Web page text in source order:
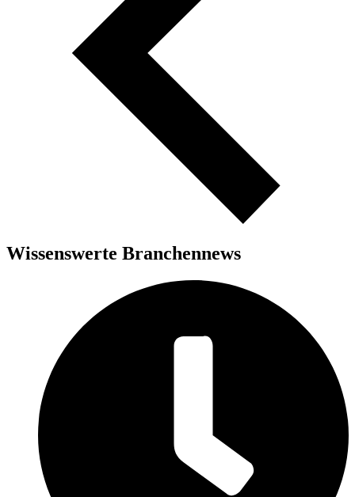
Wissenswerte Branchennews